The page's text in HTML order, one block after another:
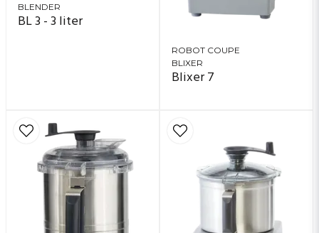
BLENDER
BL 3 - 3 liter
ROBOT COUPE
BLIXER
Blixer 7